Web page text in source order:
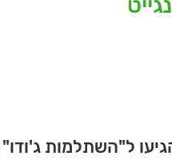
ל"השתלמות ג'ודו"